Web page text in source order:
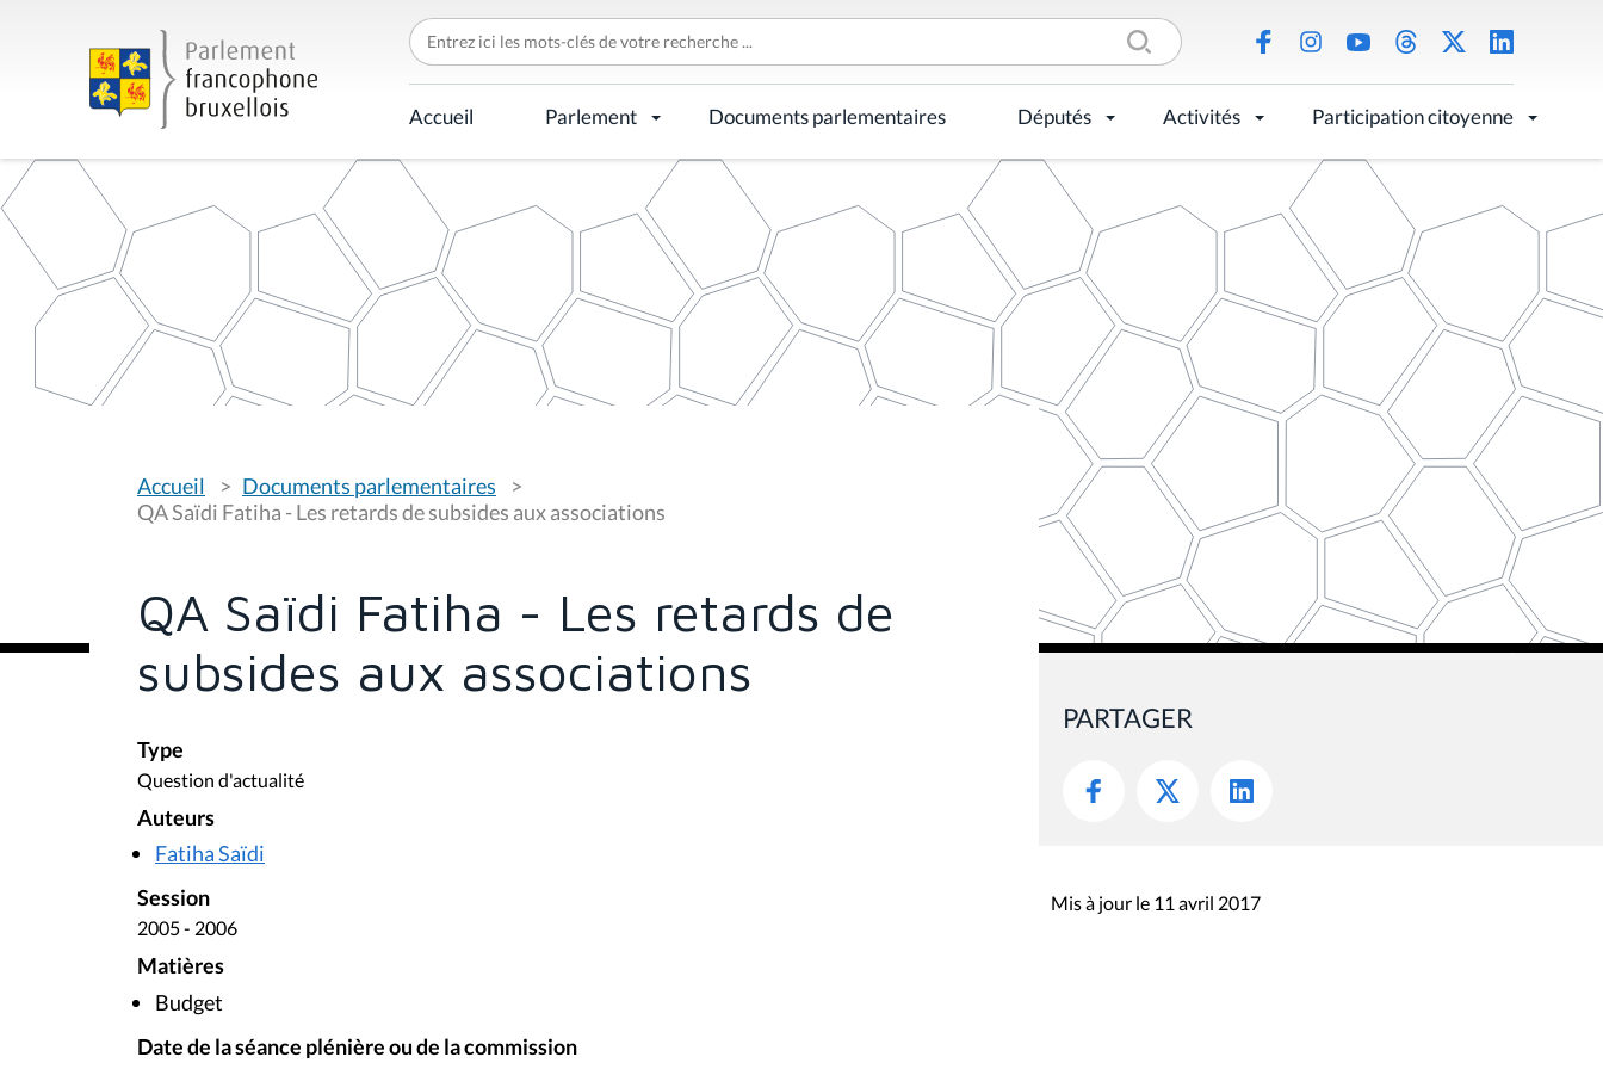
C
h
e
r
c
h
r
p
Accueil Parlement Documents parlementaires Députés Activités Participation citoyenne
o
u
s
s
:
Accueil
Documents parlementaires
QA Saïdi Fatiha - Les retards de subsides aux associations
QA Saïdi Fatiha - Les retards de
subsides aux associations
Type
Question d'actualité
Auteurs
Fatiha Saïdi
Session
2005 - 2006
Matières
Budget
Date de la séance plénière ou de la commission
PARTAGER
Mis à jour le 11 avril 2017